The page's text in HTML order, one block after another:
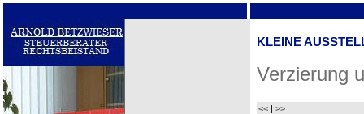
KLEINE
Verzierung
<< | >>